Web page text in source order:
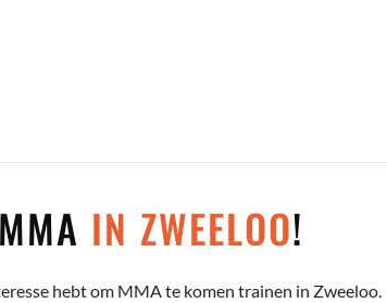
IN ZWEELOO!
hebt om MMA te komen trainen in Zweeloo.